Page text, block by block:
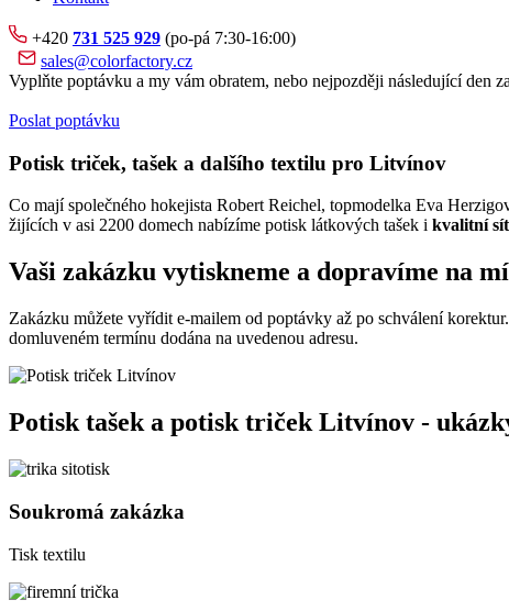
+420 731 525 929 (po-pá 7:30-16:00)
sales@colorfactory.cz
Vyplňte poptávku a my vám obratem, nebo nejpozději následující den
Poslat poptávku
Potisk triček, tašek a dalšího textilu pro Litvínov
Co mají společného hokejista Robert Reichel, topmodelka Eva
žijících v asi 2200 domech nabízíme potisk látkových tašek i kvalitní
Vaši zakázku vytiskneme a dopravíme na
Zakázku můžete vyřídit e-mailem od poptávky až po schválení
domluveném termínu dodána na uvedenou adresu.
Potisk tašek a potisk triček Litvínov -
Soukromá zakázka
Tisk textilu